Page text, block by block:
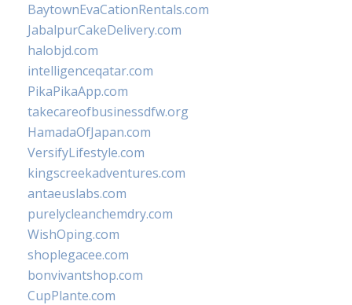
BaytownEvaCationRentals.com
JabalpurCakeDelivery.com
halobjd.com
intelligenceqatar.com
PikaPikaApp.com
takecareofbusinessdfw.org
HamadaOfJapan.com
VersifyLifestyle.com
kingscreekadventures.com
antaeuslabs.com
purelycleanchemdry.com
WishOping.com
shoplegacee.com
bonvivantshop.com
CupPlante.com